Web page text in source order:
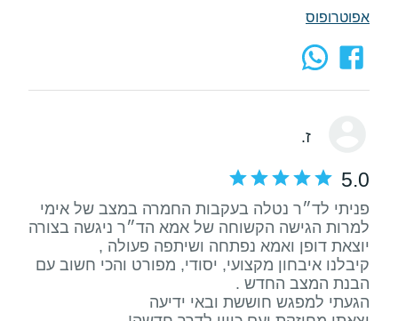
אפוטרופוס
ז.
5.0
למרות הגישה הקשוחה של אמא הד״ר ניגשה בצורה
קיבלנו איבחון מקצועי, יסודי, מפורט והכי חשוב עם